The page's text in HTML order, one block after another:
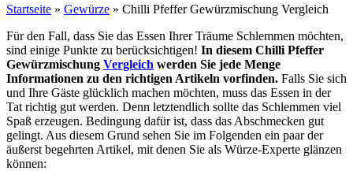
Startseite » Gewürze » Chilli Pfeffer Gewürzmischung Vergleich
Für den Fall, dass Sie das Essen Ihrer Träume Schlemmen möchten,
sind einige Punkte zu berücksichtigen! In diesem Chilli Pfeffer
Gewürzmischung Vergleich werden Sie jede Menge
Informationen zu den richtigen Artikeln vorfinden. Falls Sie sich
und Ihre Gäste glücklich machen möchten, muss das Essen in der
Tat richtig gut werden. Denn letztendlich sollte das Schlemmen viel
Spaß erzeugen. Bedingung dafür ist, dass das Abschmecken gut
gelingt. Aus diesem Grund sehen Sie im Folgenden ein paar der
äußerst begehrten Artikel, mit denen Sie als Würze-Experte glänzen
können: